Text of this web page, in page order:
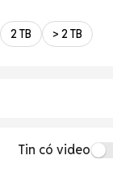
2 TB > 2 TB
Tin có video